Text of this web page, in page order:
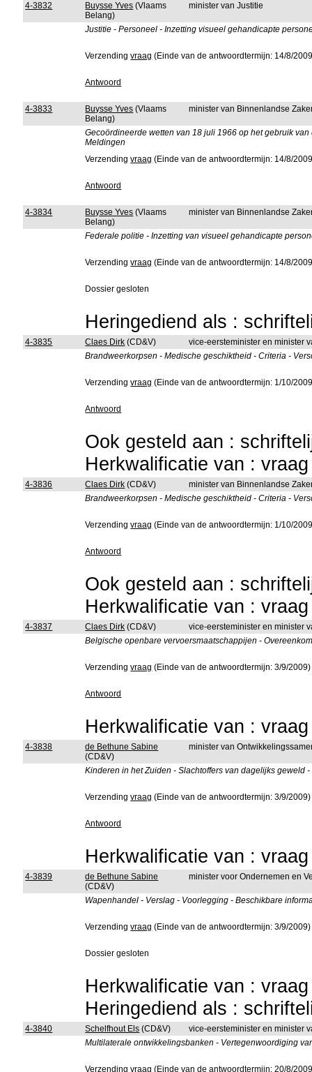
4-3832 Buysse Yves (Vlaams
Belang)
minister van Justitie
Justitie - Personeel - Inzetting visueel gehandicapte
Verzendingvraag (Einde van de antwoordtermijn: 14/8/
Antwoord
4-3833 Buysse Yves (Vlaams
Belang)
minister van Binnenlandse
Gecoördineerde wetten van 18 juli 1966 op het gebruik
Meldingen
Verzendingvraag (Einde van de antwoordtermijn: 14/8/
Antwoord
4-3834 Buysse Yves (Vlaams
Belang)
minister van Binnenlandse
Federale politie - Inzetting van visueel gehandicapte
Verzendingvraag (Einde van de antwoordtermijn: 14/8/
Dossier gesloten
Heringediend als :
4-3835 Claes Dirk (CD&V)
vice-eersteminister en minister
Brandweerkorpsen - Medische geschiktheid - Criteria -
Verzendingvraag (Einde van de antwoordtermijn: 1/10/
Antwoord
Ook gesteld aan :
Herkwalificatie van :
4-3836 Claes Dirk (CD&V)
minister van Binnenlandse
Brandweerkorpsen - Medische geschiktheid - Criteria -
Verzendingvraag (Einde van de antwoordtermijn: 1/10/
Antwoord
Ook gesteld aan :
Herkwalificatie van :
4-3837 Claes Dirk (CD&V)
vice-eersteminister en minister
Belgische openbare vervoersmaatschappijen -
Verzendingvraag (Einde van de antwoordtermijn: 3/9/2009)
Antwoord
Herkwalificatie van :
4-3838
de Bethune Sabine
(CD&V)
minister van
Kinderen in het Zuiden - Slachtoffers van dagelijks geweld
Verzendingvraag (Einde van de antwoordtermijn: 3/9/2009)
Antwoord
Herkwalificatie van :
4-3839
de Bethune Sabine
(CD&V)
minister voor Ondernemen en
Wapenhandel - Verslag - Voorlegging - Beschikbare
Verzendingvraag (Einde van de antwoordtermijn: 3/9/2009)
Dossier gesloten
Herkwalificatie van :
Heringediend als :
4-3840 Schelfhout Els (CD&V)
vice-eersteminister en minister
Multilaterale ontwikkelingsbanken - Vertegenwoordiging
Verzendingvraag (Einde van de antwoordtermijn: 20/8/